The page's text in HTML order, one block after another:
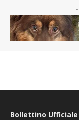
-
Bollettino